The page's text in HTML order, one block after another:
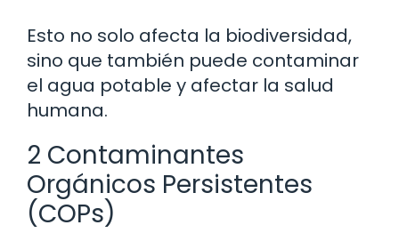
Esto no solo afecta la biodiversidad,
sino que también puede contaminar
el agua potable y afectar la salud
humana.
2 Contaminantes
Orgánicos Persistentes
(COPs)